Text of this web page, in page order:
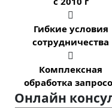

Гибкие условия
сотрудничества

Комплексная
обработка
Онлайн